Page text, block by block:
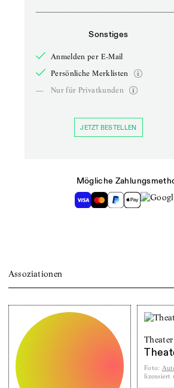
Sonstiges
Anmelden per E-Mail
Persönliche Merklisten
—
Nur für Privatkunden
JETZT BESTELLEN
Mögliche
Assoziationen
Theater
Foto:
lizensiert